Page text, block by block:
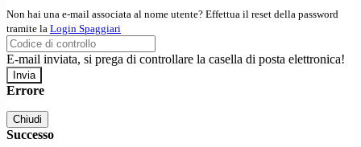
Non hai una e-mail associata al nome utente? Effettua il reset della password
tramite la Login Spaggiari
E-mail inviata, si prega di controllare la casella di posta elettronica!
Errore
Chiudi
Successo